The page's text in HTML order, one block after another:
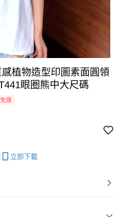
植物造型印圖素面圓領
眼圈熊中大尺碼
運
立即下載